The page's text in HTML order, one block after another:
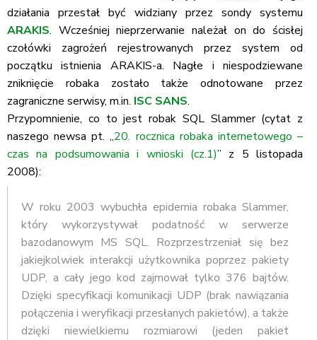
działania przestał być widziany przez sondy systemu
ARAKIS. Wcześniej nieprzerwanie należał on do ścisłej
czołówki zagrożeń rejestrowanych przez system od
początku istnienia ARAKIS-a. Nagłe i niespodziewane
zniknięcie robaka zostało także odnotowane przez
zagraniczne serwisy, m.in. ISC SANS.
Przypomnienie, co to jest robak SQL Slammer (cytat z
naszego newsa pt. „20. rocznica robaka internetowego –
czas na podsumowania i wnioski (cz.1)” z 5 listopada
2008):
W roku 2003 wybuchła epidemia robaka Slammer,
który wykorzystywał podatność w serwerze
bazodanowym MS SQL. Rozprzestrzeniał się bez
jakiejkolwiek interakcji użytkownika poprzez pakiety
UDP, a cały jego kod zajmował tylko 376 bajtów.
Dzięki specyfikacji komunikacji UDP (brak nawiązania
połączenia i weryfikacji przesłanych pakietów), a także
dzięki niewielkiemu rozmiarowi (jeden pakiet